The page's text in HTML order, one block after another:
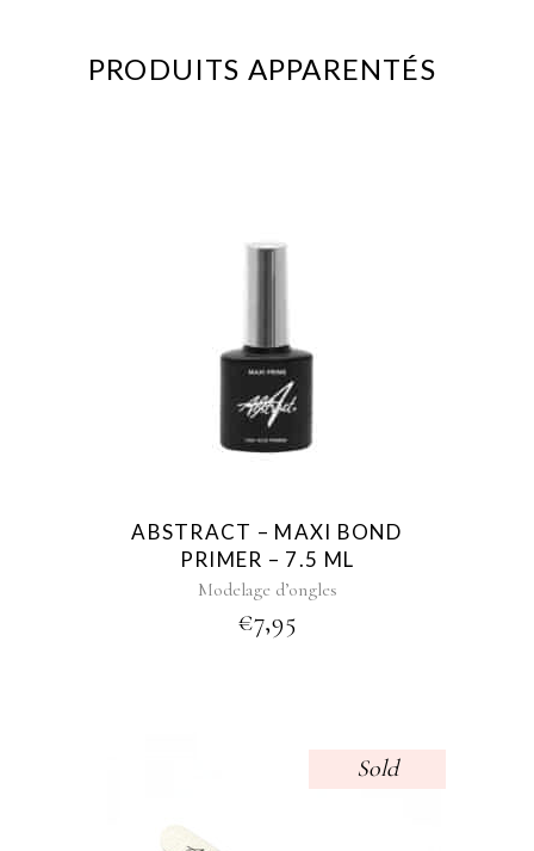
PRODUITS APPARENTÉS
ABSTRACT – MAXI BOND
PRIMER – 7.5 ML
Modelage d’ongles
€7,95
Sold